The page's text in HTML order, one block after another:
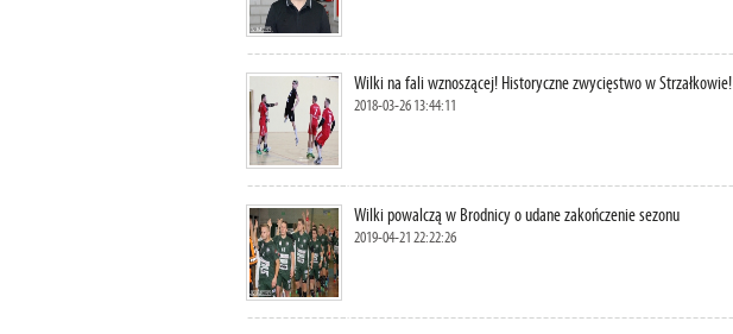
Wilki na fali wznoszącej! Historyczne zwycięstwo w Strzałkowie!
2018-03-26 13:44:11
Wilki powalczą w Brodnicy o udane zakończenie sezonu
2019-04-21 22:22:26